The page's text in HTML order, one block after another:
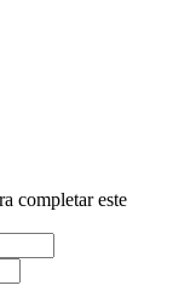
completar este